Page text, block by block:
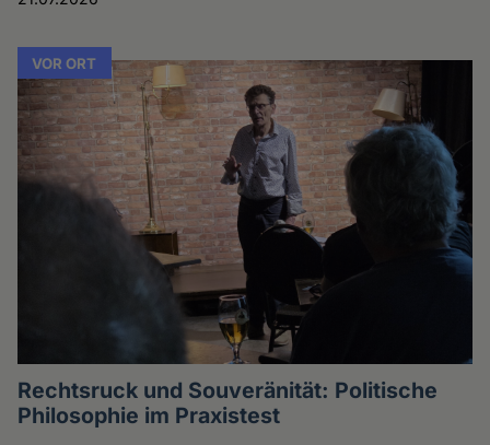
VOR ORT
Rechtsruck und Souveränität: Politische
Philosophie im Praxistest